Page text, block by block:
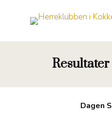
Resultater
Dagen